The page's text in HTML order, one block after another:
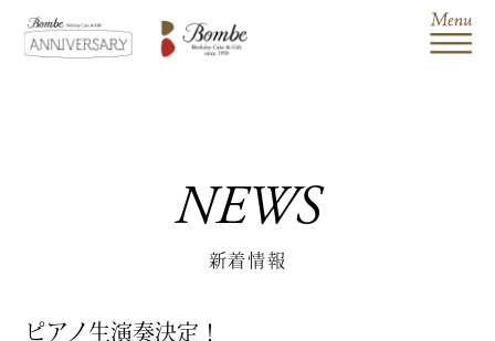
NEWS
新着情報
ピアノ生演奏決定！